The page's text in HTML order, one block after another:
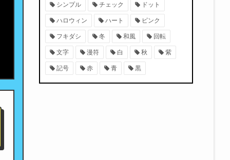
シンプル チェック ドット
ハロウィン ハート ピンク
フキダシ 冬 和風 回転
文字 漫符 白 秋 紫
記号 赤 青 黒